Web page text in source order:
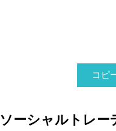
コピ
ソーシャルトレ